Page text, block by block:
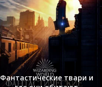
Фантастические твари и